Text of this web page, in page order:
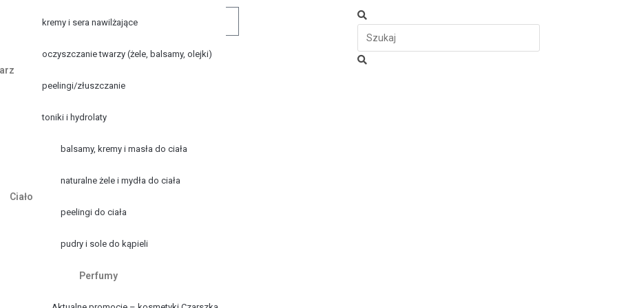
kremy i sera nawilżające
oczyszczanie twarzy (żele, balsamy, olejki)
peelingi/złuszczanie
toniki i hydrolaty
Ciało
balsamy, kremy i masła do ciała
naturalne żele i mydła do ciała
peelingi do ciała
pudry i sole do kąpieli
Perfumy